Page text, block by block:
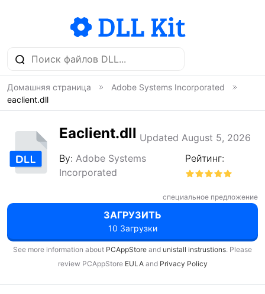
Домашняя страница
Adobe Systems Incorporated
eaclient.dll
Eaclient.dll Updated August 5, 2026
By: Adobe Systems
Incorporated
Рейтинг:
специальное предложение
ЗАГРУЗИТЬ
10 Загрузки
See more information about PCAppStore and unistall instrustions. Please
review PCAppStore EULAand Privacy Policy